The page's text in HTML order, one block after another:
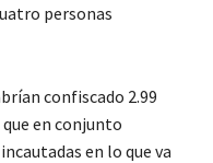
personas
confiscado 2.99
en conjunto
en lo que va